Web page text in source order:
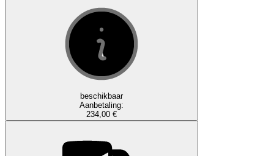
beschikbaar
Aanbetaling:
234,00 €